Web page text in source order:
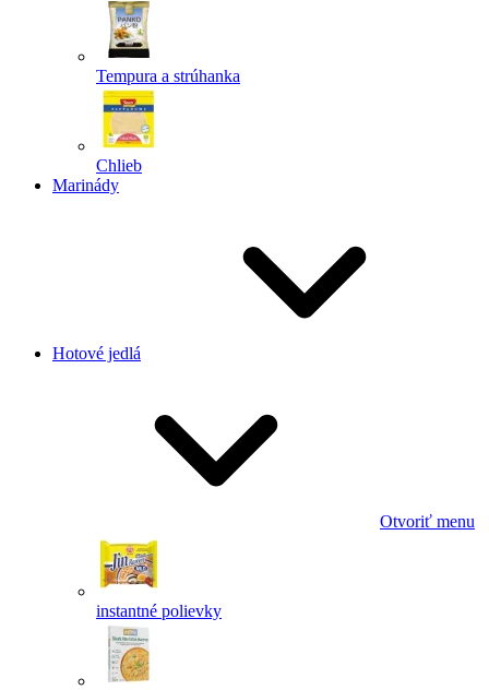
Tempura a strúhanka
Chlieb
Marinády
Hotové jedlá
Otvoriť menu
instantné polievky